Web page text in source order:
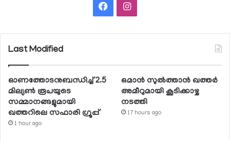
FacebookInstagram
Last Modified
ഓണത്തോടനുബന്ധിച്ച് 2.5
മില്യണ്‍ രൂപയുടെ
സമ്മാനങ്ങളുമായി
ഖത്തറിലെ സഫാരി ഗ്രൂപ്പ്
1 hour ago
ഒമാന്‍ സുല്‍ത്താന്‍ ഖത്തര്‍
അമീറുമായി കൂടിക്കാഴ്ച
നടത്തി
17 hours ago